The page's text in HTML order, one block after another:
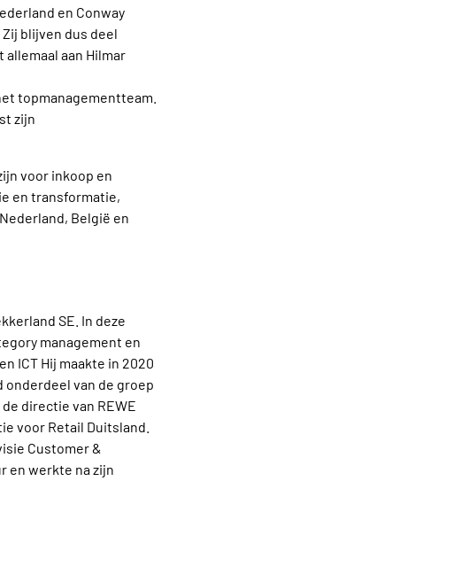
en Conway
Zij blijven dus deel
aan Hilmar
topmanagementteam.
zijn
voor inkoop en
en transformatie,
België en
SE. In deze
management en
ICT Hij maakte in 2020
onderdeel van de groep
directie van REWE
voor Retail Duitsland.
Customer &
en werkte na zijn